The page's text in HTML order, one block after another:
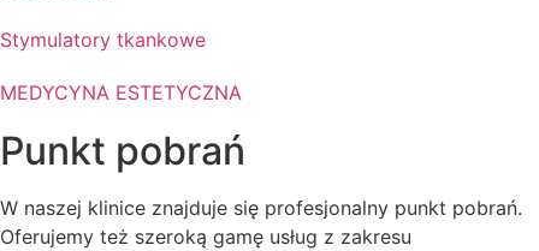
Stymulatory tkankowe
MEDYCYNA ESTETYCZNA
Punkt pobrań
W naszej klinice znajduje się profesjonalny punkt pobrań.
Oferujemy też szeroką gamę usług z zakresu